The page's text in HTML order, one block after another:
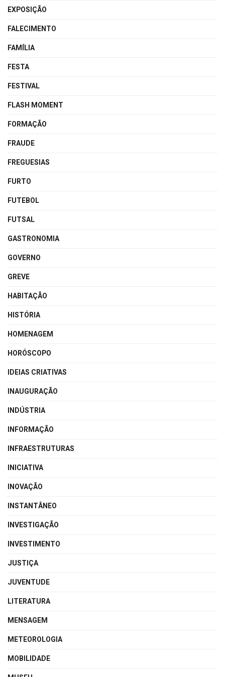
EXPOSIÇÃO
FALECIMENTO
FAMÍLIA
FESTA
FESTIVAL
FLASH MOMENT
FORMAÇÃO
FRAUDE
FREGUESIAS
FURTO
FUTEBOL
FUTSAL
GASTRONOMIA
GOVERNO
GREVE
HABITAÇÃO
HISTÓRIA
HOMENAGEM
HORÓSCOPO
IDEIAS CRIATIVAS
INAUGURAÇÃO
INDÚSTRIA
INFORMAÇÃO
INFRAESTRUTURAS
INICIATIVA
INOVAÇÃO
INSTANTÂNEO
INVESTIGAÇÃO
INVESTIMENTO
JUSTIÇA
JUVENTUDE
LITERATURA
MENSAGEM
METEOROLOGIA
MOBILIDADE